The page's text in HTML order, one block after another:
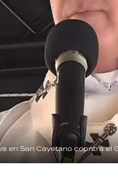
en San Cayetano copntra el